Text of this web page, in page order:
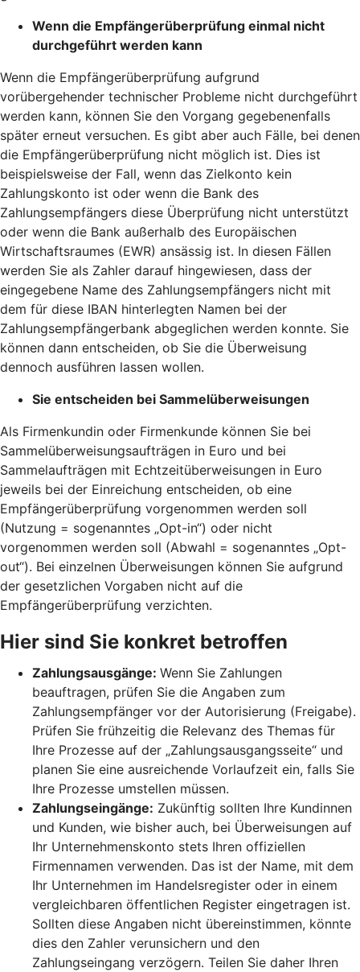
Wenn die Empfängerüberprüfung einmal nicht
durchgeführt werden kann
Wenn die Empfängerüberprüfung aufgrund
vorübergehender technischer Probleme nicht durchgeführt
werden kann, können Sie den Vorgang gegebenenfalls
später erneut versuchen. Es gibt aber auch Fälle, bei denen
die Empfängerüberprüfung nicht möglich ist. Dies ist
beispielsweise der Fall, wenn das Zielkonto kein
Zahlungskonto ist oder wenn die Bank des
Zahlungsempfängers diese Überprüfung nicht unterstützt
oder wenn die Bank außerhalb des Europäischen
Wirtschaftsraumes (EWR) ansässig ist. In diesen Fällen
werden Sie als Zahler darauf hingewiesen, dass der
eingegebene Name des Zahlungsempfängers nicht mit
dem für diese IBAN hinterlegten Namen bei der
Zahlungsempfängerbank abgeglichen werden konnte. Sie
können dann entscheiden, ob Sie die Überweisung
dennoch ausführen lassen wollen.
Sie entscheiden bei Sammelüberweisungen
Als Firmenkundin oder Firmenkunde können Sie bei
Sammelüberweisungsaufträgen in Euro und bei
Sammelaufträgen mit Echtzeitüberweisungen in Euro
jeweils bei der Einreichung entscheiden, ob eine
Empfängerüberprüfung vorgenommen werden soll
(Nutzung = sogenanntes „Opt-in“) oder nicht
vorgenommen werden soll (Abwahl = sogenanntes „Opt-
out“). Bei einzelnen Überweisungen können Sie aufgrund
der gesetzlichen Vorgaben nicht auf die
Empfängerüberprüfung verzichten.
Hier sind Sie konkret betroffen
Zahlungsausgänge: Wenn Sie Zahlungen
beauftragen, prüfen Sie die Angaben zum
Zahlungsempfänger vor der Autorisierung (Freigabe).
Prüfen Sie frühzeitig die Relevanz des Themas für
Ihre Prozesse auf der „Zahlungsausgangsseite“ und
planen Sie eine ausreichende Vorlaufzeit ein, falls Sie
Ihre Prozesse umstellen müssen.
Zahlungseingänge: Zukünftig sollten Ihre Kundinnen
und Kunden, wie bisher auch, bei Überweisungen auf
Ihr Unternehmenskonto stets Ihren offiziellen
Firmennamen verwenden. Das ist der Name, mit dem
Ihr Unternehmen im Handelsregister oder in einem
vergleichbaren öffentlichen Register eingetragen ist.
Sollten diese Angaben nicht übereinstimmen, könnte
dies den Zahler verunsichern und den
Zahlungseingang verzögern. Teilen Sie daher Ihren